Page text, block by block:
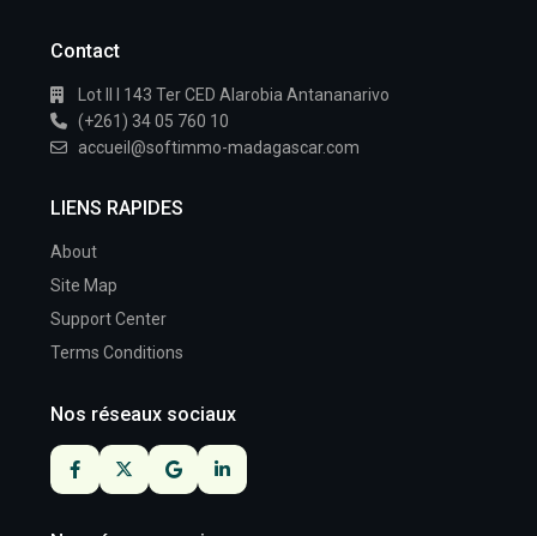
Contact
Lot II I 143 Ter CED Alarobia Antananarivo
(+261) 34 05 760 10
accueil@softimmo-madagascar.com
LIENS RAPIDES
About
Site Map
Support Center
Terms Conditions
Nos réseaux sociaux